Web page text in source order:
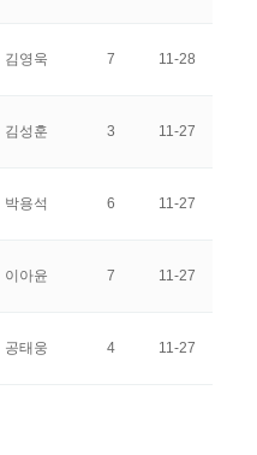
김영욱 7 11-28
김성훈 3 11-27
박용석 6 11-27
이아윤 7 11-27
공태웅 4 11-27